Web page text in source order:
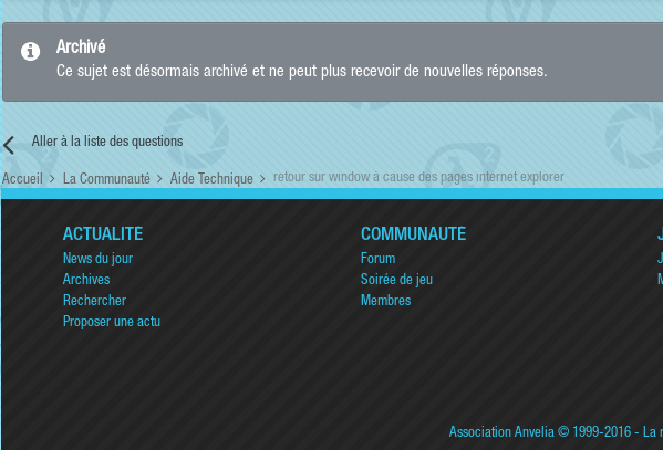
Archivé
Ce sujet est désormais archivé et ne peut plus recevoir de nouvelles réponses.
Aller à la liste des questions
Accueil La Communauté Aide Technique retour sur window à cause des pages internet explorer
ACTUALITÉ
News du jour
Archives
Rechercher
Proposer une actu
COMMUNAUTÉ
Forum
Soirée de jeu
Membres
Association Anvelia© 1999-2016 - La